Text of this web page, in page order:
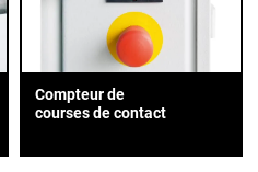
Compteur de
courses de contact